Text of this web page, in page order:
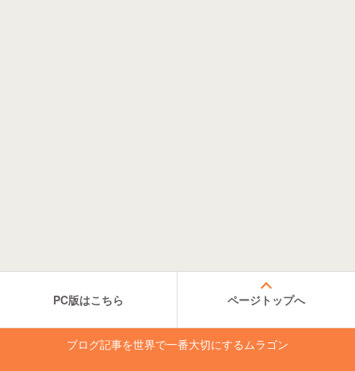
PC版はこちら ページトップへ
ブログ記事を世界で一番大切にするムラゴン